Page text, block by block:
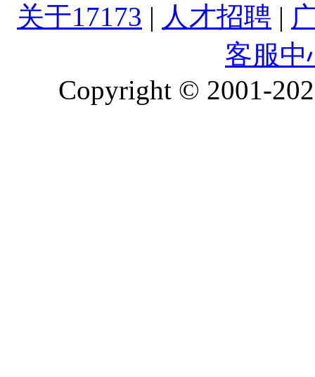
关于17173 | 人才招聘 |
客服中
Copyright © 2001-